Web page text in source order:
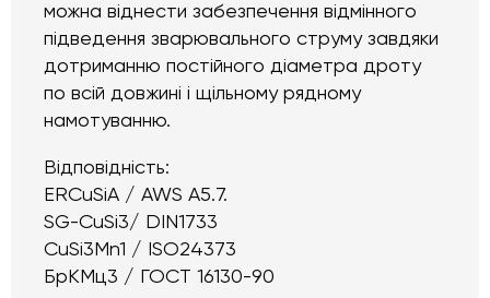
можна віднести забезпечення відмінного
підведення зварювального струму завдяки
дотриманню постійного діаметра дроту
по всій довжині і щільному рядному
намотуванню.
Відповідність:
ERCuSiA / AWS A5.7.
SG-CuSi3/ DIN1733
CuSi3Mn1 / ISO24373
БрКМц3 / ГОСТ 16130-90